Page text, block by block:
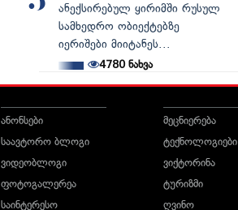
ანექსირებულ ყირიმში რუსულ
სამხედრო ობიექტებზე
იერიშები მიიტანეს...
4780ნახვა
ანონსები
საავტორო ბლოგი
ვიდეობლოგი
ფოტოგალერეა
საინტერესო
მეცნიერება
ტექნოლოგიები
ვიქტორინა
ტურიზმი
ღვინო